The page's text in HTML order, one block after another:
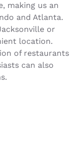
making us an
and Atlanta.
or
location.
of restaurants
can also